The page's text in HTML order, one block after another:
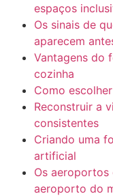
espaços
Os sinais de
aparecem
Vantagens do
cozinha
Como
Reconstruir a
consistentes
Criando uma
artificial
Os aeroportos
aeroporto do